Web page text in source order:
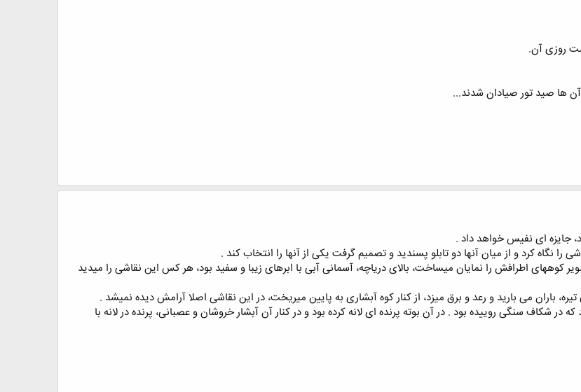
روزی آن.
آن ها صيد تور صيادان شدند...
ﺟﺎﯾﺰﻩ ﺍﯼ ﻧﻔﯿﺲ ﺧﻮﺍﻫﺪ ﺩﺍﺩ .
ﻧﮕﺎﻩ ﮐﺮﺩ ﻭ ﺍﺯ ﻣﯿﺎﻥ ﺁﻧﻬﺎ ﺩﻭ ﺗﺎﺑﻠﻮ ﭘﺴﻨﺪﯾﺪ ﻭ ﺗﺼﻤﯿﻢ ﮔﺮﻓﺖ ﯾﮑﯽ ﺍﺯ ﺁﻧﻬﺎ ﺭﺍ ﺍﻧﺘﺨﺎﺏ ﮐﻨﺪ .
ﮐﻮﻫﻬﺎﯼ ﺍﻃﺮﺍﻓﺶ ﺭﺍ ﻧﻤﺎﯾﺎﻥ ﻣﯿﺴﺎﺧﺖ، ﺑﺎﻻﯼ ﺩﺭﯾﺎﭼﻪ، ﺁﺳﻤﺎﻧﯽ ﺁﺑﯽ ﺑﺎ ﺍﺑﺮﻫﺎﯼ ﺯﯾﺒﺎ ﻭ ﺳﻔﯿﺪ ﺑﻮﺩ، ﻫﺮ ﮐﺲ ﺍﯾﻦ ﻧﻘﺎﺷﯽ ﺭﺍ ﻣﯿﺪﯾﺪ
ﺑﺎﺭﺍﻥ ﻣﯽ ﺑﺎﺭﯾﺪ ﻭ ﺭﻋﺪ ﻭ ﺑﺮﻕ ﻣﯿﺰﺩ، ﺍﺯ ﮐﻨﺎﺭ ﮐﻮﻩ ﺁﺑﺸﺎﺭﯼ ﺑﻪ ﭘﺎﯾﯿﻦ ﻣﯿﺮﯾﺨﺖ، ﺩﺭ ﺍﯾﻦ ﻧﻘﺎﺷﯽ ﺍﺻﻼ ﺁﺭﺍﻣﺶ ﺩﯾﺪﻩ ﻧﻤﯿﺸﺪ .
ﺷﮑﺎﻑ ﺳﻨﮕﯽ ﺭﻭﯾﯿﺪﻩ ﺑﻮﺩ . ﺩﺭ ﺁﻥ ﺑﻮﺗﻪ ﭘﺮﻧﺪﻩ ﺍﯼ ﻻﻧﻪ ﮐﺮﺩﻩ ﺑﻮﺩ ﻭ ﺩﺭ ﮐﻨﺎﺭ ﺁﻥ ﺁﺑﺸﺎﺭ ﺧﺮﻭﺷﺎﻥ ﻭ ﻋﺼﺒﺎﻧﯽ، ﭘﺮﻧﺪﻩ ﺩﺭ ﻻﻧﻪ ﺑﺎ